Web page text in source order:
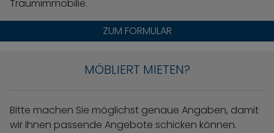
Traumimmobilie.
ZUM FORMULAR
MÖBLIERT MIETEN?
Bitte machen Sie möglichst genaue Angaben, damit
wir Ihnen passende Angebote schicken können.